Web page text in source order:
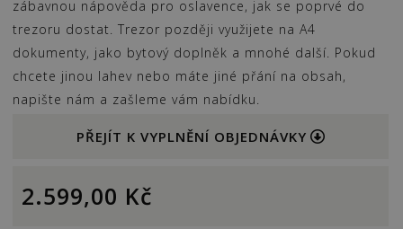
zábavnou nápověda pro oslavence, jak se poprvé do
trezoru dostat. Trezor později využijete na A4
dokumenty, jako bytový doplněk a mnohé další. Pokud
chcete jinou lahev nebo máte jiné přání na obsah,
napište nám a zašleme vám nabídku.
PŘEJÍT K VYPLNĚNÍ OBJEDNÁVKY
2.599,00 Kč